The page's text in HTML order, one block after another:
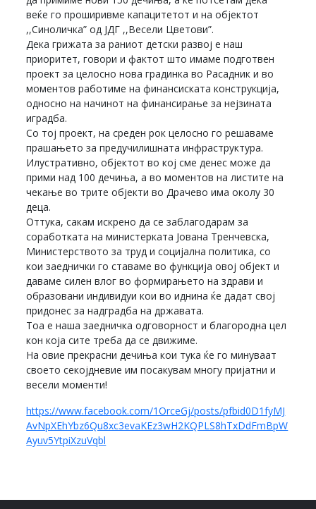
веќе го проширивме капацитетот и на објектот
,,Синоличка” од ЈДГ ,,Весели Цветови”.
Дека грижата за раниот детски развој е наш
приоритет, говори и фактот што имаме подготвен
проект за целосно нова градинка во Расадник и во
моментов работиме на финансиската конструкција,
односно на начинот на финансирање за нејзината
иградба.
Со тој проект, на среден рок целосно го решаваме
прашањето за предучилишната инфраструктура.
Илустративно, објектот во кој сме денес може да
прими над 100 дечиња, а во моментов на листите на
чекање во трите објекти во Драчево има околу 30
деца.
Оттука, сакам искрено да се заблагодарам за
соработката на министерката Јована Тренчевска,
Министерството за труд и социјална политика, со
кои заеднички го ставаме во функција овој објект и
даваме силен влог во формирањето на здрави и
образовани индивидуи кои во иднина ќе дадат свој
придонес за надградба на државата.
Тоа е наша заедничка одговорност и благородна цел
кон која сите треба да се движиме.
На овие прекрасни дечиња кои тука ќе го минуваат
своето секојдневие им посакувам многу пријатни и
весели моменти!
https://www.facebook.com/1OrceGj/posts/pfbid0D1fyMJ
AvNpXEhYbz6Qu8xc3evaKEz3wH2KQPLS8hTxDdFmBpW
Ayuv5YtpiXzuVqbl